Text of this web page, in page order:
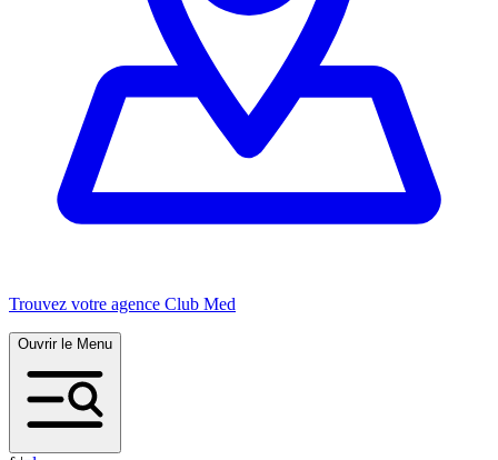
Trouvez votre agence Club Med
Ouvrir le Menu